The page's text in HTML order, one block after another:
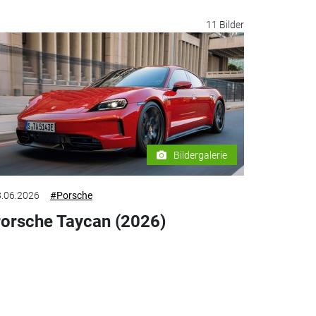
11 Bilder
Bildergalerie
#Porsche
Taycan (2026)